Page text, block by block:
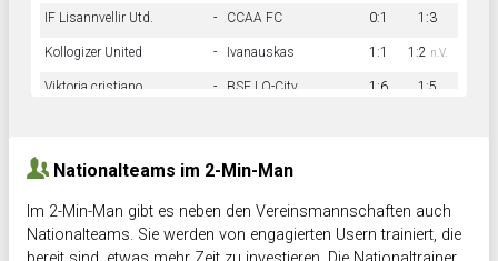
IF Lisannvellir Utd. - CCAA FC 0:1 1:3
Kollogizer United - Ivanauskas 1:1 1:2 n.V.
Viktoria cristiano - BSF LO-City 1:6 1:5
Nationalteams im 2-Min-Man
Im 2-Min-Man gibt es neben den Vereinsmannschaften auch
Nationalteams. Sie werden von engagierten Usern trainiert, die